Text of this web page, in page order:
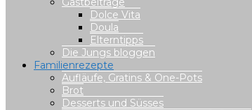
Dolce Vita
Doula
Elterntipps
Die Jungs bloggen
Familienrezepte
Aufläufe, Gratins & One-Pots
Brot
Desserts und Süsses